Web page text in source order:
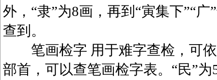
外，“隶”为8画，再到“寅集下”“
查到。
笔画检字 用于难字查检，可依
部首，可以查笔画检字表。“民”